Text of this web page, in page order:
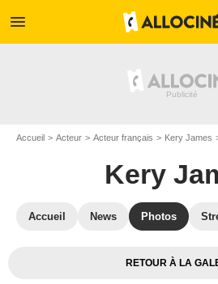
menu
Accueil Acteur Acteur français Kery James
Kery
Accueil News Photos
RETOUR À LA